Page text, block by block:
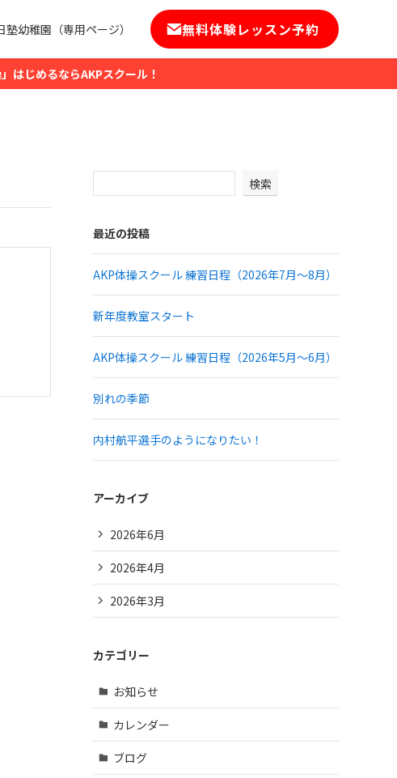
塾幼稚園（専用ページ） 無料体験レッスン予約
はじめるならAKPスクール！
検索
最近の投稿
AKP体操スクール 練習日程（2026年7月～8月）
新年度教室スタート
AKP体操スクール 練習日程（2026年5月～6月）
別れの季節
内村航平選手のようになりたい！
アーカイブ
2026年6月
2026年4月
2026年3月
カテゴリー
お知らせ
カレンダー
ブログ